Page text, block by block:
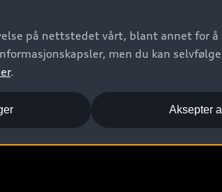
på nettstedet vårt, blant annet for å
men du kan
.
Aksepter